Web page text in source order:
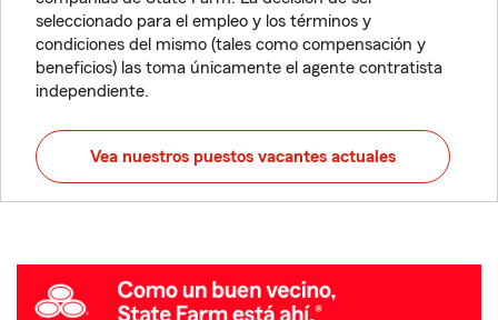
seleccionado para el empleo y los términos y
condiciones del mismo (tales como compensación y
beneficios) las toma únicamente el agente contratista
independiente.
Vea nuestros puestos vacantes actuales